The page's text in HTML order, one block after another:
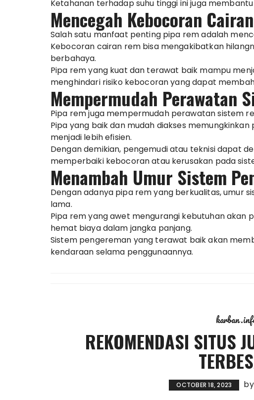
Ketahanan terhadap suhu tinggi ini juga
Mencegah Kebocoran
Salah satu manfaat penting pipa rem adalah
Kebocoran cairan rem bisa mengakibatkan
berbahaya.
Pipa rem yang kuat dan terawat baik mampu
menghindari risiko kebocoran yang dapat
Mempermudah Perawatan
Pipa rem juga mempermudah perawatan sistem
Pipa yang baik dan mudah diakses
menjadi lebih efisien.
Dengan demikian, pengemudi atau teknisi dapat
memperbaiki kebocoran atau kerusakan pada
Menambah Umur Sistem
Dengan adanya pipa rem yang berkualitas, umur
lama.
Pipa rem yang awet mengurangi kebutuhan akan
hemat biaya dalam jangka panjang.
Sistem pengereman yang terawat baik akan
kendaraan selama penggunaannya.
REKOMENDASI SITUS
OCTOBER 18, 2023 by